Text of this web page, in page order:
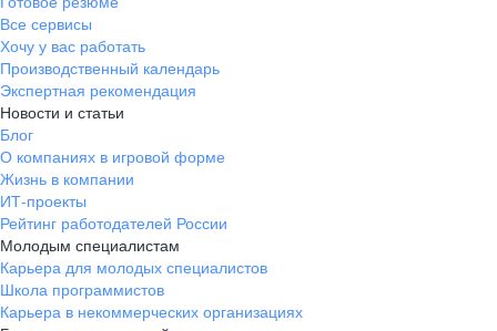
Все сервисы
Хочу у вас работать
Производственный календарь
Экспертная рекомендация
Новости и статьи
Блог
О компаниях в игровой форме
Жизнь в компании
ИТ-проекты
Рейтинг работодателей России
Молодым специалистам
Карьера для молодых специалистов
Школа программистов
Карьера в некоммерческих организациях